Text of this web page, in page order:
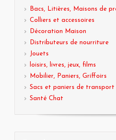
Bacs, Litières, Maisons de
Colliers et accessoires
Décoration Maison
Distributeurs de nourriture
Jouets
loisirs, livres, jeux, films
Mobilier, Paniers, Griffoirs
Sacs et paniers de transport
Santé Chat